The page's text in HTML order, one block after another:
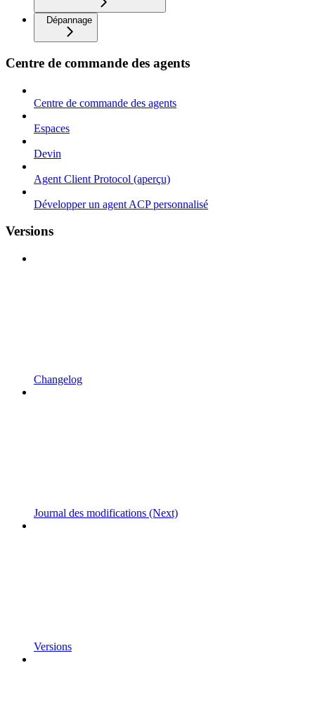
Dépannage
Centre de commande des agents
Centre de commande des agents
Espaces
Devin
Agent Client Protocol (aperçu)
Développer un agent ACP personnalisé
Versions
Changelog
Journal des modifications (Next)
Versions